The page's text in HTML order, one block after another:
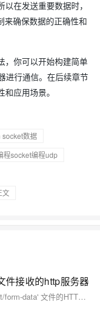
在发送重要数据时，
来确保数据的正确性和
，你可以开始构建简单
进行通信。在后续章节
应用场景。
socket数据
程socket编程udp
文
件接收的http服务器
至此，使用Python实现一个可以接收 'multipart/form-data' 文件的HTTP服务器的步骤就讲解完毕了。希望通过我的讲解，你可以更好地理解其中的逻辑，另外，你也可以尝试在实际项目中运用这方面的知识。